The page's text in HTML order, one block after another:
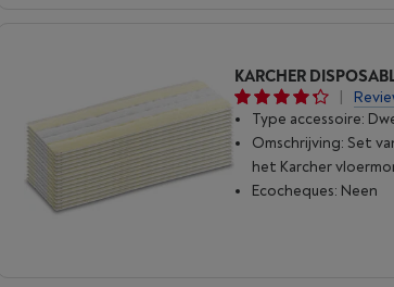
Type accessoire:
Omschrijving: Set
het Karcher
Ecocheques: Neen